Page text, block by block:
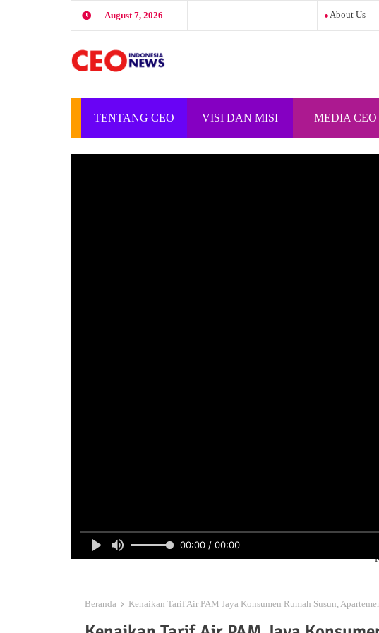
August 7, 2026 About Us
TENTANG CEO
INDONESIA
VISI DAN MISI
CEO INDONESIA
MEDIA CEO
INDONESIA
00:00 / 00:00
Beranda Kenaikan Tarif Air PAM Jaya Konsumen Rumah Susun,